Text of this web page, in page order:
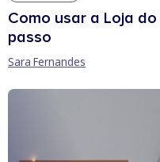
Como usar a Loja
passo
Sara Fernandes